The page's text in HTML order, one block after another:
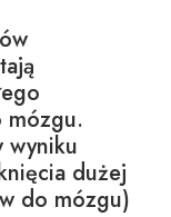
mózgu.
wyniku
dużej
do mózgu)